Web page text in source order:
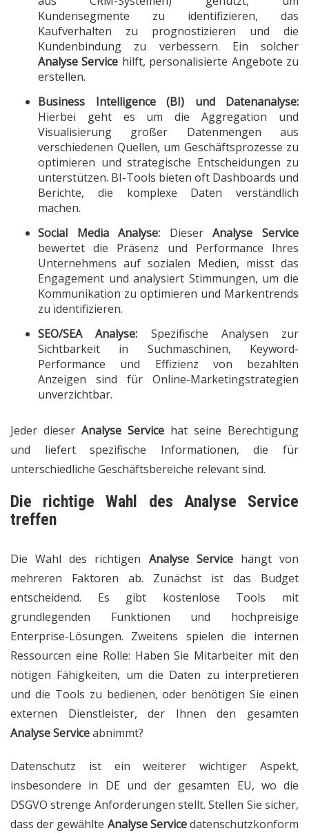
Kundensegmente zu identifizieren, das
Kaufverhalten zu prognostizieren und die
Kundenbindung zu verbessern. Ein solcher
Analyse Service hilft, personalisierte Angebote zu
erstellen.
Business Intelligence (BI) und Datenanalyse:
Hierbei geht es um die Aggregation und
Visualisierung großer Datenmengen aus
verschiedenen Quellen, um Geschäftsprozesse zu
optimieren und strategische Entscheidungen zu
unterstützen. BI-Tools bieten oft Dashboards und
Berichte, die komplexe Daten verständlich
machen.
Social Media Analyse: DieserAnalyse Service
bewertet die Präsenz und Performance Ihres
Unternehmens auf sozialen Medien, misst das
Engagement und analysiert Stimmungen, um die
Kommunikation zu optimieren und Markentrends
zu identifizieren.
SEO/SEA Analyse: Spezifische Analysen zur
Sichtbarkeit in Suchmaschinen, Keyword-
Performance und Effizienz von bezahlten
Anzeigen sind für Online-Marketingstrategien
unverzichtbar.
Jeder dieser Analyse Service hat seine Berechtigung
und liefert spezifische Informationen, die für
unterschiedliche Geschäftsbereiche relevant sind.
Die richtige Wahl des Analyse Service
treffen
Die Wahl des richtigen Analyse Servicehängt von
mehreren Faktoren ab. Zunächst ist das Budget
entscheidend. Es gibt kostenlose Tools mit
grundlegenden Funktionen und hochpreisige
Enterprise-Lösungen. Zweitens spielen die internen
Ressourcen eine Rolle: Haben Sie Mitarbeiter mit den
nötigen Fähigkeiten, um die Daten zu interpretieren
und die Tools zu bedienen, oder benötigen Sie einen
externen Dienstleister, der Ihnen den gesamten
Analyse Serviceabnimmt?
Datenschutz ist ein weiterer wichtiger Aspekt,
insbesondere in DE und der gesamten EU, wo die
DSGVO strenge Anforderungen stellt. Stellen Sie sicher,
dass der gewählte Analyse Servicedatenschutzkonform